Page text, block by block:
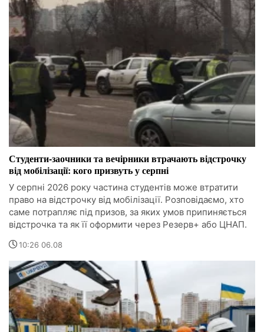
Студенти-заочники та вечірники втрачають відстрочку
від мобілізації: кого призвуть у серпні
У серпні 2026 року частина студентів може втратити
право на відстрочку від мобілізації. Розповідаємо, хто
саме потрапляє під призов, за яких умов припиняється
відстрочка та як її оформити через Резерв+ або ЦНАП.
10:26 06.08